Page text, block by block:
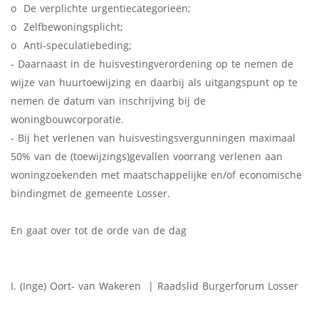
o De verplichte urgentiecategorieën;
o Zelfbewoningsplicht;
o Anti-speculatiebeding;
- Daarnaast in de huisvestingverordening op te nemen de
wijze van huurtoewijzing en daarbij als uitgangspunt op te
nemen de datum van inschrijving bij de
woningbouwcorporatie.
- Bij het verlenen van huisvestingsvergunningen maximaal
50% van de (toewijzings)gevallen voorrang verlenen aan
woningzoekenden met maatschappelijke en/of economische
bindingmet de gemeente Losser.
En gaat over tot de orde van de dag
I. (Inge) Oort- van Wakeren | Raadslid Burgerforum Losser